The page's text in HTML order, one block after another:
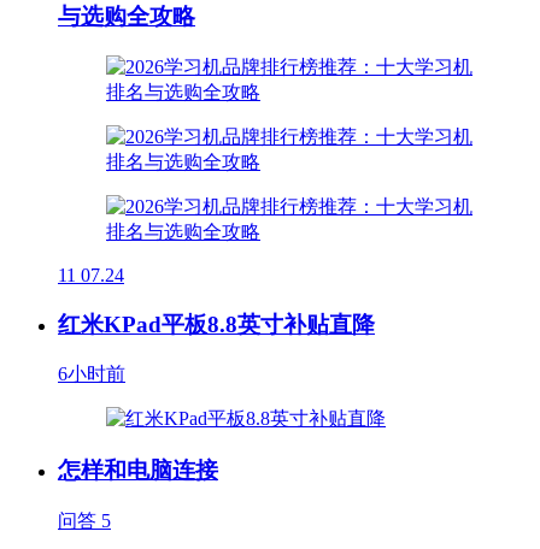
与选购全攻略
11 07.24
红米KPad平板8.8英寸补贴直降
6小时前
怎样和电脑连接
问答 5